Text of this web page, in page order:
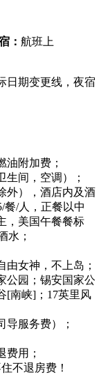
： 航班上
日期变更线，夜宿
附加费；
间，空调）；
外），酒店内及酒
餐/人，正餐以中
，美国午餐餐标
水；
女神，不上岛；
公园；锡安国家公
[南峡]；17英里风
服务费）；
用；
不退房费！